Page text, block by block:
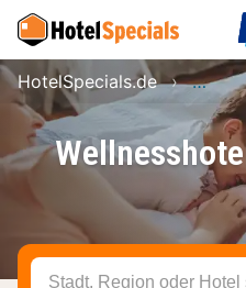
HotelSpecials.de
Stadt, Region oder Hotel